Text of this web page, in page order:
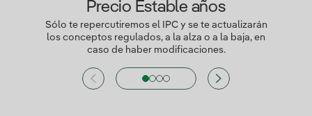
Precio Estable años
Sólo te repercutiremos el IPC y se te actualizarán
los conceptos regulados, a la alza o a la baja, en
caso de haber modificaciones.